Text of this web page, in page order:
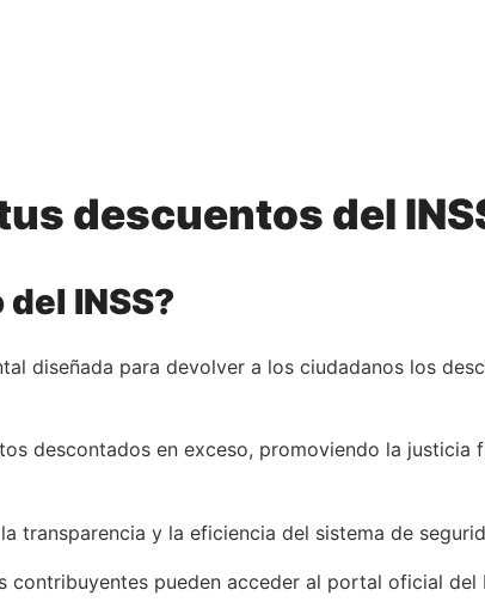
descuentos del
INSS?
diseñada para devolver a los ciudadanos los
descontados en exceso, promoviendo la justicia
transparencia y la eficiencia del sistema de
pueden acceder al portal oficial del